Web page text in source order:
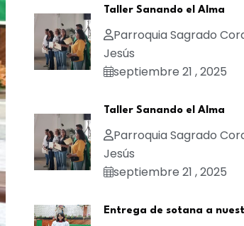
Taller Sanando el Alma
Parroquia Sagrado
Jesús
septiembre 21 , 2025
Taller Sanando el Alma
Parroquia Sagrado
Jesús
septiembre 21 , 2025
Entrega de sotana a